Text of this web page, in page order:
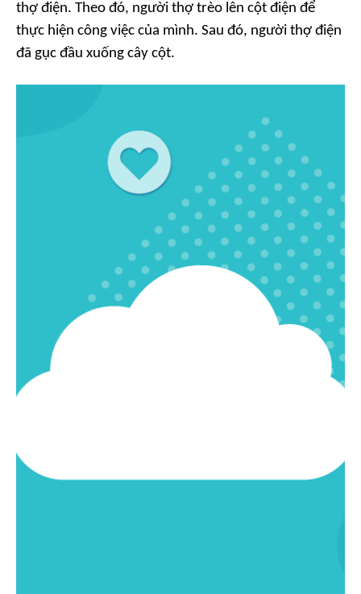
thợ điện. Theo đó, người thợ trèo lên cột điện để
thực hiện công việc của mình. Sau đó, người thợ điện
đã gục đầu xuống cây cột.